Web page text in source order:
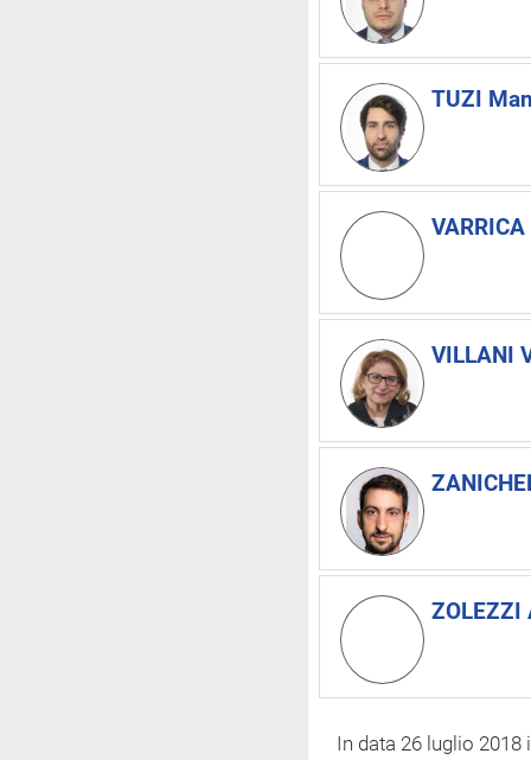
TUZI
VILLANI
ZOLEZZI
In data 26 luglio